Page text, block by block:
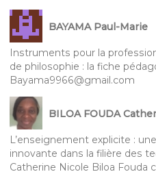
BAYAMA Paul-Marie
Instruments pour la
de philosophie : la fiche
Bayama9966@gmail.com
BILOA FOUDA
L’enseignement explicite :
innovante dans la filière des
Catherine Nicole Biloa Fouda